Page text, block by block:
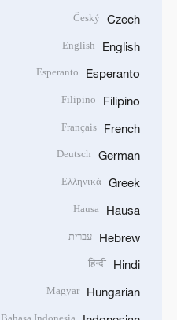
Czech
Český
English
English
Esperanto
Esperanto
Filipino
Filipino
French
Français
German
Deutsch
Greek
Ελληνικά
Hausa
Hausa
Hebrew עברית
Hindi
हिन्दी
Hungarian
Magyar